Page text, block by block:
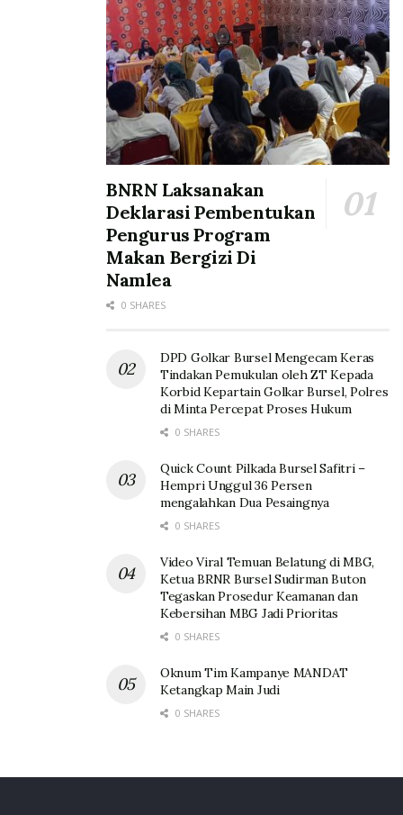
BNRN Laksanakan
Deklarasi Pembentukan
Pengurus Program
Makan Bergizi Di
Namlea
0 SHARES
DPD Golkar Bursel Mengecam Keras
Tindakan Pemukulan oleh ZT Kepada
Korbid Kepartain Golkar Bursel, Polres
di Minta Percepat Proses Hukum
0 SHARES
Quick Count Pilkada Bursel Safitri –
Hempri Unggul 36 Persen
mengalahkan Dua Pesaingnya
0 SHARES
Video Viral Temuan Belatung di MBG,
Ketua BRNR Bursel Sudirman Buton
Tegaskan Prosedur Keamanan dan
Kebersihan MBG Jadi Prioritas
0 SHARES
Oknum Tim Kampanye MANDAT
Ketangkap Main Judi
0 SHARES